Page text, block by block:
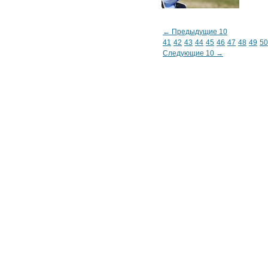
← Предыдущие 10
41 42 43 44 45 46 47 48 49 50
Следующие 10 →